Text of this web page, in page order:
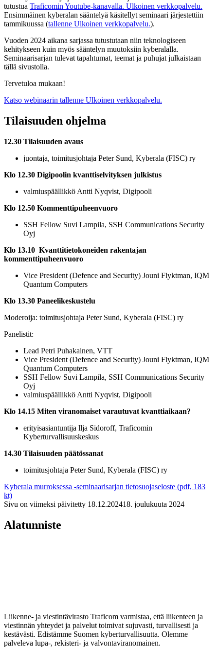
tutustua Traficomin Youtube-kanavalla. Ulkoinen verkkopalvelu.
Ensimmäinen kyberalan sääntelyä käsitellyt seminaari järjestettiin
tammikuussa (tallenne Ulkoinen verkkopalvelu.).
Vuoden 2024 aikana sarjassa tutustutaan niin teknologiseen
kehitykseen kuin myös sääntelyn muutoksiin kyberalalla.
Seminaarisarjan tulevat tapahtumat, teemat ja puhujat julkaistaan
tällä sivustolla.
Tervetuloa mukaan!
Katso webinaarin tallenne Ulkoinen verkkopalvelu.
Tilaisuuden ohjelma
12.30 Tilaisuuden avaus
juontaja, toimitusjohtaja Peter Sund, Kyberala (FISC) ry
Klo 12.30 Digipoolin kvanttiselvityksen julkistus
valmiuspäällikkö Antti Nyqvist, Digipooli
Klo 12.50 Kommenttipuheenvuoro
SSH Fellow Suvi Lampila, SSH Communications Security
Oyj
Klo 13.10 Kvanttitietokoneiden rakentajan
kommenttipuheenvuoro
Vice President (Defence and Security) Jouni Flyktman, IQM
Quantum Computers
Klo 13.30 Paneelikeskustelu
Moderoija: toimitusjohtaja Peter Sund, Kyberala (FISC) ry
Panelistit:
Lead Petri Puhakainen, VTT
Vice President (Defence and Security) Jouni Flyktman, IQM
Quantum Computers
SSH Fellow Suvi Lampila, SSH Communications Security
Oyj
valmiuspäällikkö Antti Nyqvist, Digipooli
Klo 14.15 Miten viranomaiset varautuvat kvanttiaikaan?
erityisasiantuntija llja Sidoroff, Traficomin
Kyberturvallisuuskeskus
14.30 Tilaisuuden päätössanat
toimitusjohtaja Peter Sund, Kyberala (FISC) ry
Kyberala murroksessa -seminaarisarjan tietosuojaseloste (pdf, 183
kt)
Sivu on viimeksi päivitetty 18.12.202418. joulukuuta 2024
Alatunniste
Liikenne- ja viestintävirasto Traficom varmistaa, että liikenteen ja
viestinnän yhteydet ja palvelut toimivat sujuvasti, turvallisesti ja
kestävästi. Edistämme Suomen kyberturvallisuutta. Olemme
palveleva lupa-, rekisteri- ja valvontaviranomainen.